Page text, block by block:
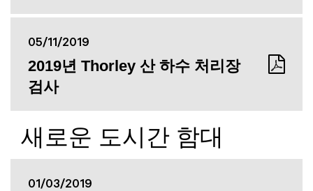
05/11/2019
2019년 Thorley 산 하수 처리장
검사
새로운 도시간 함대
01/03/2019